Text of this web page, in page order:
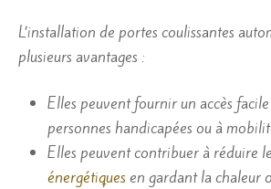
L’installation de portes coulissantes
plusieurs avantages :
Elles peuvent fournir un accès
personnes handicapées ou à
Elles peuvent contribuer à réduire
énergétiques en gardant la chaleur